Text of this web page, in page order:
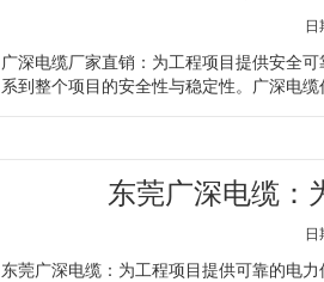
日
广深电缆厂家直销：为工程项目提供安全
系到整个项目的安全性与稳定性。广深电缆
东莞广深电缆：
日
东莞广深电缆：为工程项目提供可靠的电